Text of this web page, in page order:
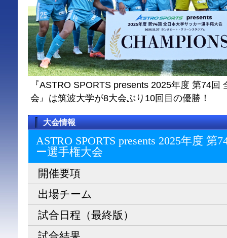
『ASTRO SPORTS presents 2025年度 第74回
会』は筑波大学が8大会ぶり10回目の優勝！
大会情報
ASTRO SPORTS presents 2025年度
ー選⼿権⼤会
開催要項
出場チーム
試合日程（最終版）